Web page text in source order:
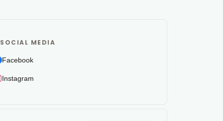
SOCIAL MEDIA
Facebook
Instagram